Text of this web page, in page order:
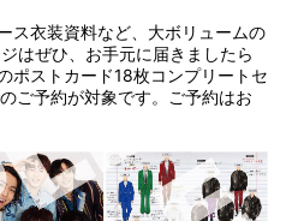
ス衣装資料など、大ボリュームの
はぜひ、お手元に届きましたら
ポストカード18枚コンプリートセ
のご予約が対象です。ご予約はお